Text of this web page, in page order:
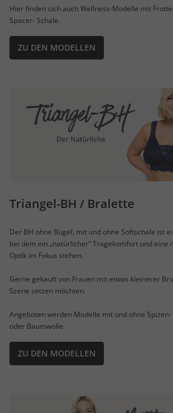
Hier finden sich auch Wellness-Modelle mit
Spacer- Schale.
ZU DEN MODELLEN
Triangel-BH / Bralette
Der BH ohne Bügel, mit und ohne Softschale ist
bei dem ein „natürlicher“ Tragekomfort und eine
Optik im Fokus stehen.
Gerne gekauft von Frauen mit etwas kleinerer
Szene setzen möchten.
Angeboten werden Modelle mit und ohne
oder Baumwolle.
ZU DEN MODELLEN